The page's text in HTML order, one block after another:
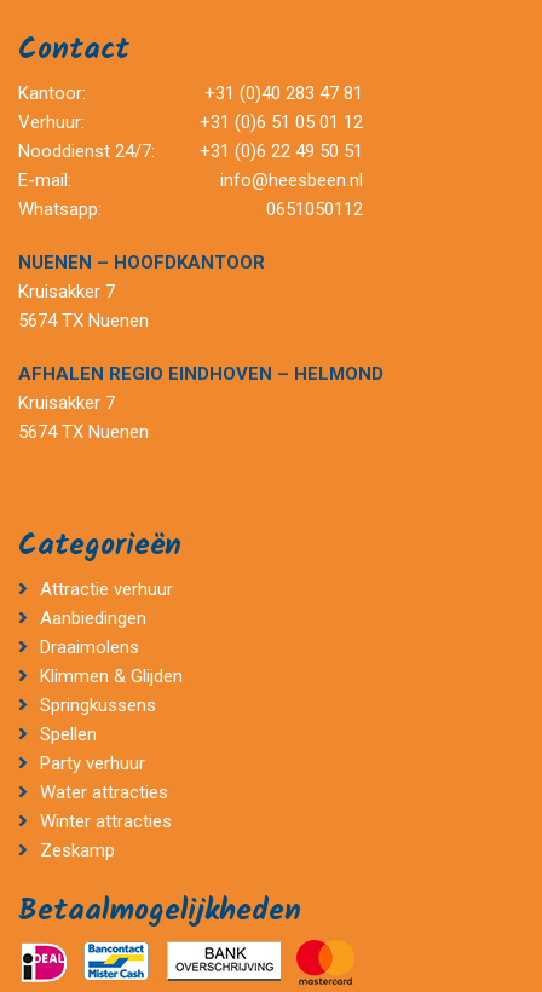
Contact
Kantoor:
+31 (0)40 283 47 81
Verhuur:
+31 (0)6 51 05 01 12
Nooddienst 24/7:
+31 (0)6 22 49 50 51
E-mail:
info@heesbeen.nl
Whatsapp:
0651050112
NUENEN – HOOFDKANTOOR
Kruisakker 7
5674 TX Nuenen
AFHALEN REGIO EINDHOVEN – HELMOND
Kruisakker 7
5674 TX Nuenen
Categorieën
Attractie verhuur
Aanbiedingen
Draaimolens
Klimmen & Glijden
Springkussens
Spellen
Party verhuur
Water attracties
Winter attracties
Zeskamp
Betaalmogelijkheden